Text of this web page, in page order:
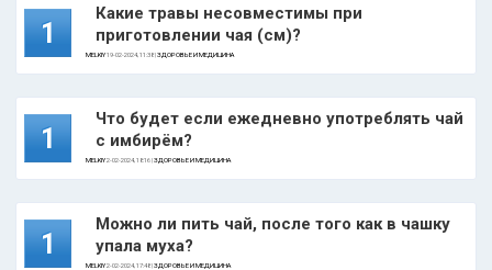
1
Какие травы несовместимы при
приготовлении чая (см)?
MELKIY19-02-2024, 11:38 |ЗДОРОВЬЕ И МЕДИЦИНА
1
Что будет если ежедневно употреблять чай
с имбирём?
MELKIY2-02-2024, 18:16 |ЗДОРОВЬЕ И МЕДИЦИНА
1
Можно ли пить чай, после того как в чашку
упала муха?
MELKIY2-02-2024, 17:48 |ЗДОРОВЬЕ И МЕДИЦИНА